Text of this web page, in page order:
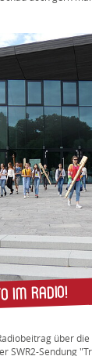
im Radio!
über
SWR2-Sendung